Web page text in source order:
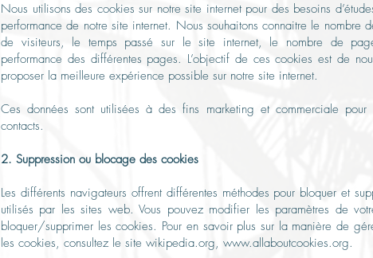
Nous utilisons des cookies sur notre site internet pour des besoins
performance de notre site internet. Nous souhaitons connaitre le nombre
de visiteurs, le temps passé sur le site internet, le nombre de
performance des différentes pages. L’objectif de ces cookies est de
proposer la meilleure expérience possible sur notre site internet.
Ces données sont utilisées à des fins marketing et commerciale pour
contacts.
2. Suppression ou blocage des cookies
Les différents navigateurs offrent différentes méthodes pour bloquer et
utilisés par les sites web. Vous pouvez modifier les paramètres de
bloquer/supprimer les cookies. Pour en savoir plus sur la manière de
les cookies, consultez le site wikipedia.org, www.allaboutcookies.org.